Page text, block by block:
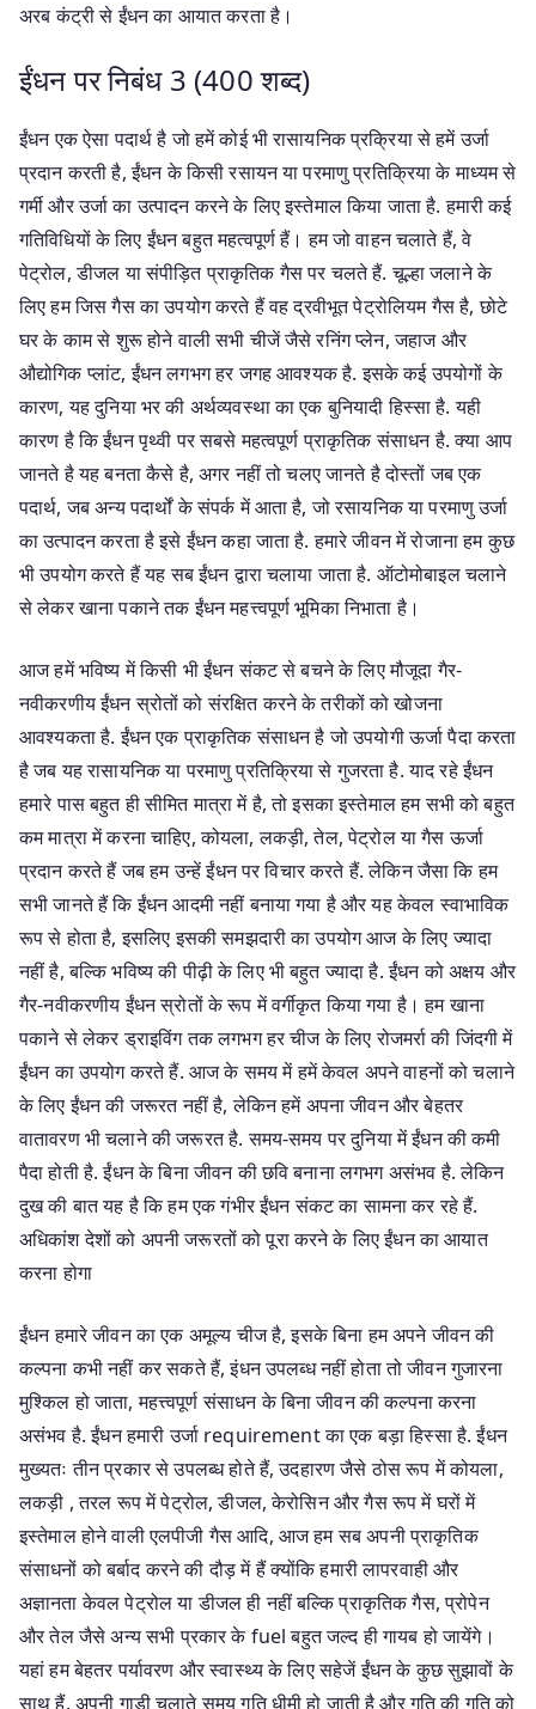
अरब कंट्री से ईंधन का आयात करता है।
ईंधन पर निबंध 3 (400 शब्द)
ईंधन एक ऐसा पदार्थ है जो हमें कोई भी रासायनिक प्रक्रिया से हमें उर्जा
प्रदान करती है, ईंधन के किसी रसायन या परमाणु प्रतिक्रिया के माध्यम से
गर्मी और उर्जा का उत्पादन करने के लिए इस्तेमाल किया जाता है. हमारी कई
गतिविधियों के लिए ईंधन बहुत महत्वपूर्ण हैं। हम जो वाहन चलाते हैं, वे
पेट्रोल, डीजल या संपीड़ित प्राकृतिक गैस पर चलते हैं. चूल्हा जलाने के
लिए हम जिस गैस का उपयोग करते हैं वह द्रवीभूत पेट्रोलियम गैस है, छोटे
घर के काम से शुरू होने वाली सभी चीजें जैसे रनिंग प्लेन, जहाज और
औद्योगिक प्लांट, ईंधन लगभग हर जगह आवश्यक है. इसके कई उपयोगों के
कारण, यह दुनिया भर की अर्थव्यवस्था का एक बुनियादी हिस्सा है. यही
कारण है कि ईंधन पृथ्वी पर सबसे महत्वपूर्ण प्राकृतिक संसाधन है. क्या आप
जानते है यह बनता कैसे है, अगर नहीं तो चलए जानते है दोस्तों जब एक
पदार्थ, जब अन्य पदार्थों के संपर्क में आता है, जो रसायनिक या परमाणु उर्जा
का उत्पादन करता है इसे ईंधन कहा जाता है. हमारे जीवन में रोजाना हम कुछ
भी उपयोग करते हैं यह सब ईंधन द्वारा चलाया जाता है. ऑटोमोबाइल चलाने
से लेकर खाना पकाने तक ईंधन महत्त्वपूर्ण भूमिका निभाता है।
आज हमें भविष्य में किसी भी ईंधन संकट से बचने के लिए मौजूदा गैर-
नवीकरणीय ईंधन स्रोतों को संरक्षित करने के तरीकों को खोजना
आवश्यकता है. ईंधन एक प्राकृतिक संसाधन है जो उपयोगी ऊर्जा पैदा करता
है जब यह रासायनिक या परमाणु प्रतिक्रिया से गुजरता है. याद रहे ईंधन
हमारे पास बहुत ही सीमित मात्रा में है, तो इसका इस्तेमाल हम सभी को बहुत
कम मात्रा में करना चाहिए, कोयला, लकड़ी, तेल, पेट्रोल या गैस ऊर्जा
प्रदान करते हैं जब हम उन्हें ईंधन पर विचार करते हैं. लेकिन जैसा कि हम
सभी जानते हैं कि ईंधन आदमी नहीं बनाया गया है और यह केवल स्वाभाविक
रूप से होता है, इसलिए इसकी समझदारी का उपयोग आज के लिए ज्यादा
नहीं है, बल्कि भविष्य की पीढ़ी के लिए भी बहुत ज्यादा है. ईंधन को अक्षय और
गैर-नवीकरणीय ईंधन स्रोतों के रूप में वर्गीकृत किया गया है। हम खाना
पकाने से लेकर ड्राइविंग तक लगभग हर चीज के लिए रोजमर्रा की जिंदगी में
ईंधन का उपयोग करते हैं. आज के समय में हमें केवल अपने वाहनों को चलाने
के लिए ईंधन की जरूरत नहीं है, लेकिन हमें अपना जीवन और बेहतर
वातावरण भी चलाने की जरूरत है. समय-समय पर दुनिया में ईंधन की कमी
पैदा होती है. ईंधन के बिना जीवन की छवि बनाना लगभग असंभव है. लेकिन
दुख की बात यह है कि हम एक गंभीर ईंधन संकट का सामना कर रहे हैं.
अधिकांश देशों को अपनी जरूरतों को पूरा करने के लिए ईंधन का आयात
करना होगा
ईंधन हमारे जीवन का एक अमूल्य चीज है, इसके बिना हम अपने जीवन की
कल्पना कभी नहीं कर सकते हैं, इंधन उपलब्ध नहीं होता तो जीवन गुजारना
मुश्किल हो जाता, महत्त्वपूर्ण संसाधन के बिना जीवन की कल्पना करना
असंभव है. ईंधन हमारी उर्जा requirement का एक बड़ा हिस्सा है. ईंधन
मुख्यतः तीन प्रकार से उपलब्ध होते हैं, उदहारण जैसे ठोस रूप में कोयला,
लकड़ी , तरल रूप में पेट्रोल, डीजल, केरोसिन और गैस रूप में घरों में
इस्तेमाल होने वाली एलपीजी गैस आदि, आज हम सब अपनी प्राकृतिक
संसाधनों को बर्बाद करने की दौड़ में हैं क्योंकि हमारी लापरवाही और
अज्ञानता केवल पेट्रोल या डीजल ही नहीं बल्कि प्राकृतिक गैस, प्रोपेन
और तेल जैसे अन्य सभी प्रकार के fuel बहुत जल्द ही गायब हो जायेंगे।
यहां हम बेहतर पर्यावरण और स्वास्थ्य के लिए सहेजें ईंधन के कुछ सुझावों के
साथ हैं. अपनी गाड़ी चलाते समय गति धीमी हो जाती है और गति की गति को